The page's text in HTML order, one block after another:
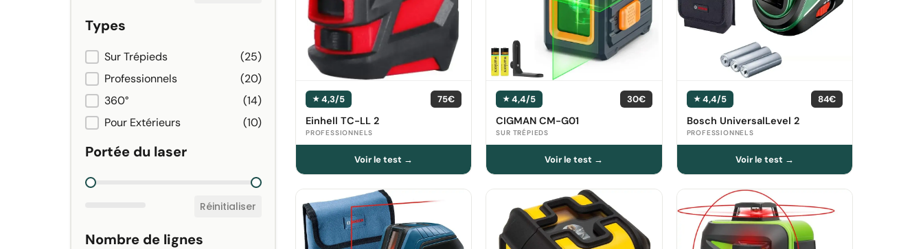
Types
TYPESSur Trépieds
(25)
Professionnels
(20)
360°
(14)
Pour Extérieurs
(10)
Portée du laser
PORTÉE DU LASER
Réinitialiser
Nombre de lignes
4,3/5 75€
Einhell TC-LL 2
PROFESSIONNELS
4,4/5 30€
CIGMAN CM-G01
SUR TRÉPIEDS
4,4/5 84€
Bosch UniversalLevel 2
PROFESSIONNELS